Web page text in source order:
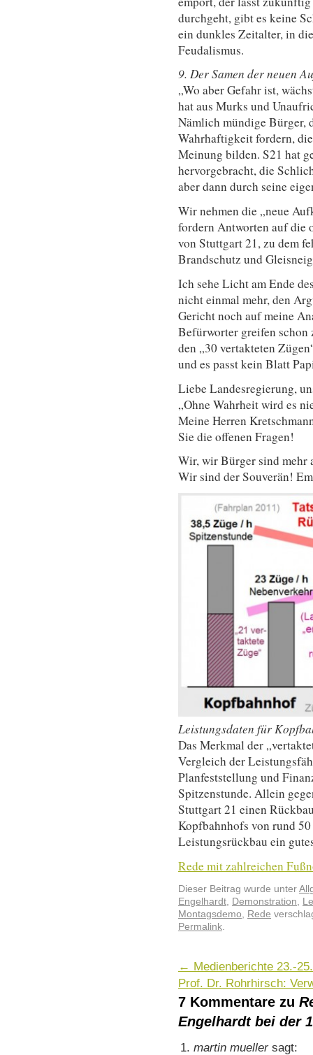
durchgeht, gibt es keine
ein dunkles Zeitalter, in
Feudalismus.
9. Der Samen der neuen
„Wo aber Gefahr ist,
hat aus Murks und
Nämlich mündige Bürger,
Wahrhaftigkeit fordern,
Meinung bilden. S21 hat
hervorgebracht, die
aber dann durch seine
Wir nehmen die „neue
fordern Antworten auf die
von Stuttgart 21, zu dem
Brandschutz und
Ich sehe Licht am Ende
nicht einmal mehr, den
Gericht noch auf meine
Befürworter greifen schon
den „30 vertakteten
und es passt kein Blatt
Liebe Landesregierung,
„Ohne Wahrheit wird es
Meine Herren
Sie die offenen Fragen!
Wir, wir Bürger sind mehr
Wir sind der Souverän!
Leistungsdaten für
Das Merkmal der
Vergleich der
Planfeststellung und
Spitzenstunde. Allein
Stuttgart 21 einen
Kopfbahnhofs von rund
Leistungsrückbau ein
Rede mit zahlreichen
Dieser Beitrag wurde unter
Engelhardt
Demonstration
Montagsdemo
Rede
Permalink
← Medienberichte 23.-
Prof. Dr. Rohrhirsch:
7 Kommentare zu
Engelhardt bei der
martin mueller sagt: